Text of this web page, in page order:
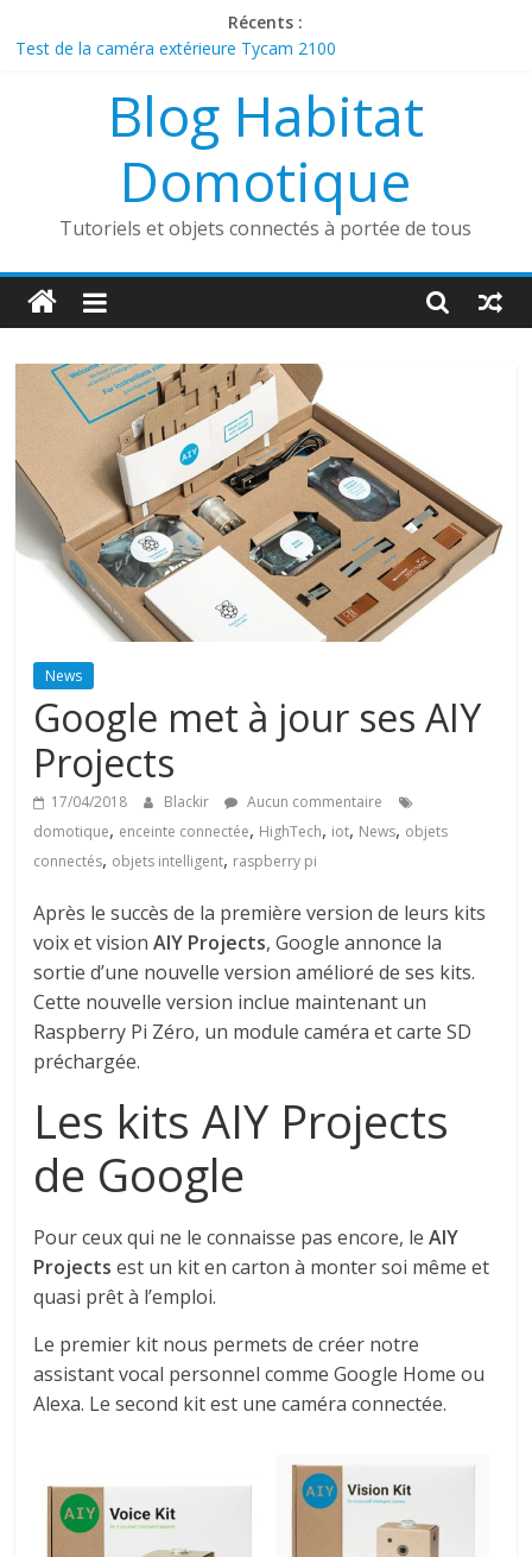
au
Récents :
Test de la caméra extérieure Tycam 2100
Découverte du boîtier sans fil Heatzy Pilote
ESP32 Caméra et Tasmota
Comment utiliser un aspirateur robot dans une maison
Blog Habitat
Domotique
Tutoriels et objets connectés à portée de tous
News
Google met à jour ses AIY
Projects
17/04/2018 Blackir
Aucun commentaire
domotique, enceinte connectée, HighTech, iot, News, objets
connectés, objets intelligent, raspberry pi
Après le succès de la première version de leurs kits
voix et visionAIY Projects, Google annonce la
sortie d’une nouvelle version amélioré de ses kits.
Cette nouvelle version inclue maintenant un
Raspberry Pi Zéro, un module caméra et carte SD
préchargée.
Les kitsAIY Projects
de Google
Pour ceux qui ne le connaisse pas encore, leAIY
Projectsest un kit en carton à monter soi même et
quasi prêt à l’emploi.
Le premier kit nous permets de créer notre
assistant vocal personnel comme Google Home ou
Alexa. Le second kit est une caméra connectée.